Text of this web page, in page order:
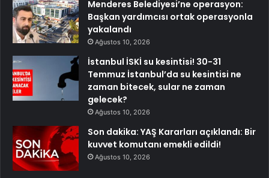
Menderes Belediyesi’ne operasyon:
Başkan yardımcısı ortak operasyonla
yakalandı
Ağustos 10, 2026
İstanbul İSKİ su kesintisi! 30-31
Temmuz İstanbul’da su kesintisi ne
zaman bitecek, sular ne zaman
gelecek?
Ağustos 10, 2026
Son dakika: YAŞ Kararları açıklandı: Bir
kuvvet komutanı emekli edildi!
Ağustos 10, 2026